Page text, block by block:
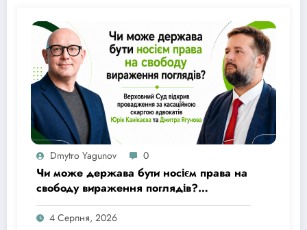
Dmytro Yagunov 0
Чи може держава бути носієм права на
свободу вираження поглядів?
Верховний Суд відкрив провадження
за касаційною скаргою адвокатів Юрія
4 Серпня, 2026